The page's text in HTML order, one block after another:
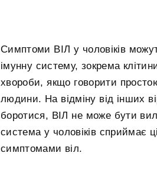
Симптоми ВІЛ у чоловіків
імунну систему, зокрема
хвороби, якщо говорити
людини. На відміну від інших
боротися, ВІЛ не може бути
система у чоловіків сприймає
симптомами віл.